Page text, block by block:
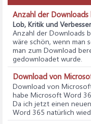
Anzahl der
Lob, Kritik und
Anzahl der Downloads
wäre schön, wenn man
man zum Download
gedownloadet wurde.
Download von
Download von
habe Microsoft Word
Da ich jetzt einen
Word 365 natürlich